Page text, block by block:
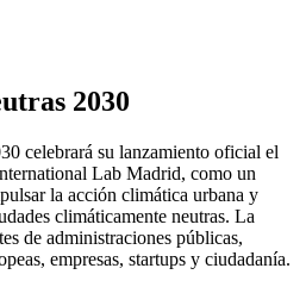
2030
celebrará su lanzamiento oficial el
Lab Madrid, como un
la acción climática urbana y
climáticamente neutras. La
de administraciones públicas,
empresas, startups y ciudadanía.